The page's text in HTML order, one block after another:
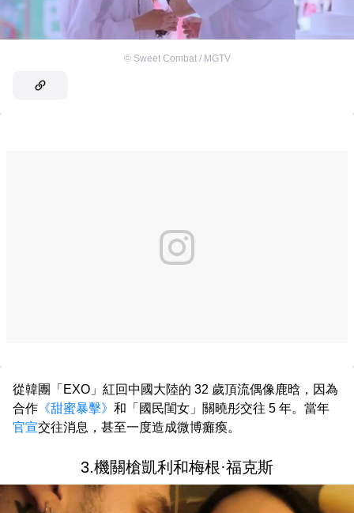
© Sweet Combat / MGTV
從韓團「EXO」紅回中國大陸的 32 歲頂流偶像鹿晗，因為
合作 《甜蜜暴擊》 和「國民閨女」關曉彤交往 5 年。當年
官宣交往消息，甚至一度造成微博癱瘓。
3.機關槍凱利和梅根·福克斯